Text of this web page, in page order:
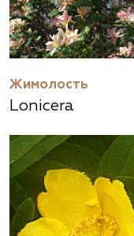
Жимолость
Lonicera